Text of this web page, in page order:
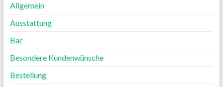
Allgemein
Ausstattung
Bar
Besondere Kundenwünsche
Bestellung